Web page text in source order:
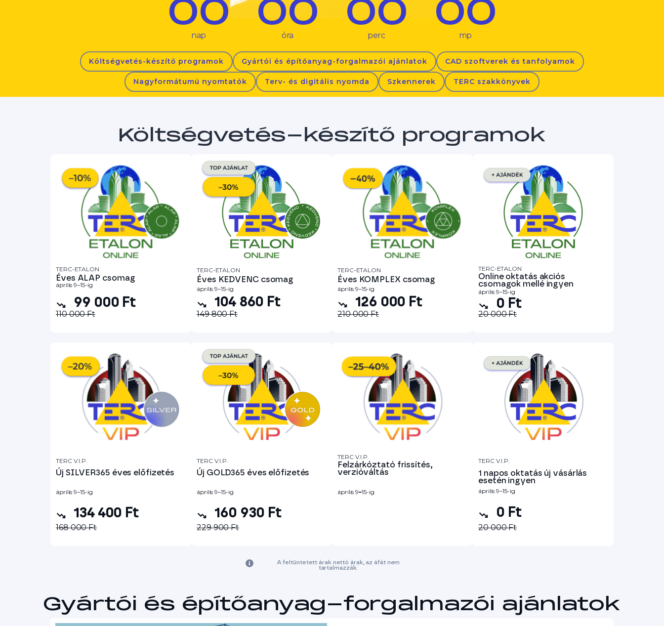
00
nap
00
óra
00
perc
00
mp
Költségvetés-készítő programok​ Gyártói és építőanyag-forgalmazói ajánlatok CAD szoftverek és tanfolyamok
Nagyformátumú nyomtatók Terv- és digitális nyomda Szkennerek TERC szakkönyvek
Költségvetés-készítő programok
TERC-ETALON
Éves ALAP csomag
április 9–15-ig
99 000 Ft
110 000 Ft
TERC-ETALON
Éves KEDVENC csomag
április 9–15-ig
104 860 Ft
149 800 Ft
TERC-ETALON
Éves KOMPLEX csomag
április 9–15-ig
126 000 Ft
210 000 Ft
TERC-ETALON
Online oktatás akciós
csomagok mellé ingyen
április 9–15-ig
0 Ft
20 000 Ft
TERC V.I.P.
Új SILVER365 éves előfizetés
április 9–15-ig
134 400 Ft
168 000 Ft
TERC V.I.P.
Új GOLD365 éves előfizetés
április 9–15-ig
160 930 Ft
229 900 Ft
TERC V.I.P.
Felzárkóztató frissítés,
verzióváltás
április 9–15-ig
TERC V.I.P.
1 napos oktatás új vásárlás
esetén ingyen
április 9–15-ig
0 Ft
20 000 Ft
A feltüntetett árak nettó árak, az áfát nem
tartalmazzák.
Gyártói és építőanyag-forgalmazói ajánlatok